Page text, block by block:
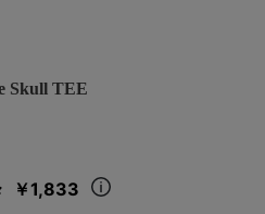
Skull TEE
￥1,833